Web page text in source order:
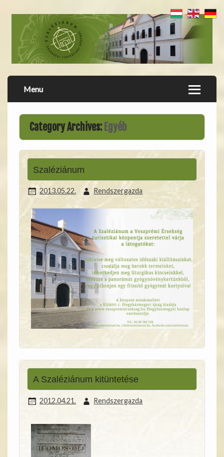
Menu
Category Archives: Egyéb
Szaléziánum
2013.05.22. Rendszergazda
A Szaléziánum kitüntetése
2012.04.21. Rendszergazda